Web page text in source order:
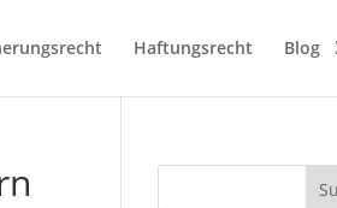
Haftungsrecht Blog